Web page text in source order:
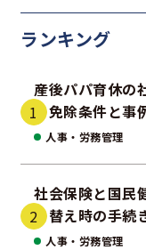
ランキング
産後パパ育休の
｜免除条件と事
説人事・労務管理
社会保険と国民
り替え時の手続
説！
人事・労務管理